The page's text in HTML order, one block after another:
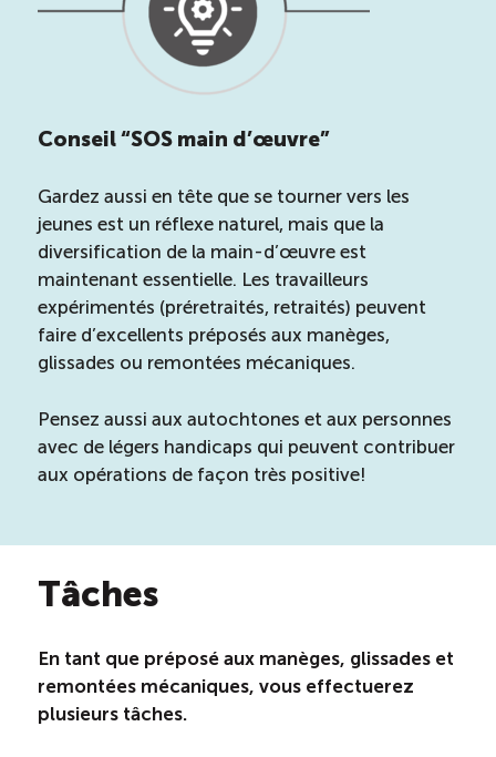
Conseil “SOS main d’œuvre”
Gardez aussi en tête que se tourner vers les
jeunes est un réflexe naturel, mais que la
diversification de la main-d’œuvre est
maintenant essentielle. Les travailleurs
expérimentés (préretraités, retraités) peuvent
faire d’excellents préposés aux manèges,
glissades ou remontées mécaniques.
Pensez aussi aux autochtones et aux personnes
avec de légers handicaps qui peuvent contribuer
aux opérations de façon très positive!
Tâches
En tant que préposé aux manèges, glissades et
remontées mécaniques, vous effectuerez
plusieurs tâches.